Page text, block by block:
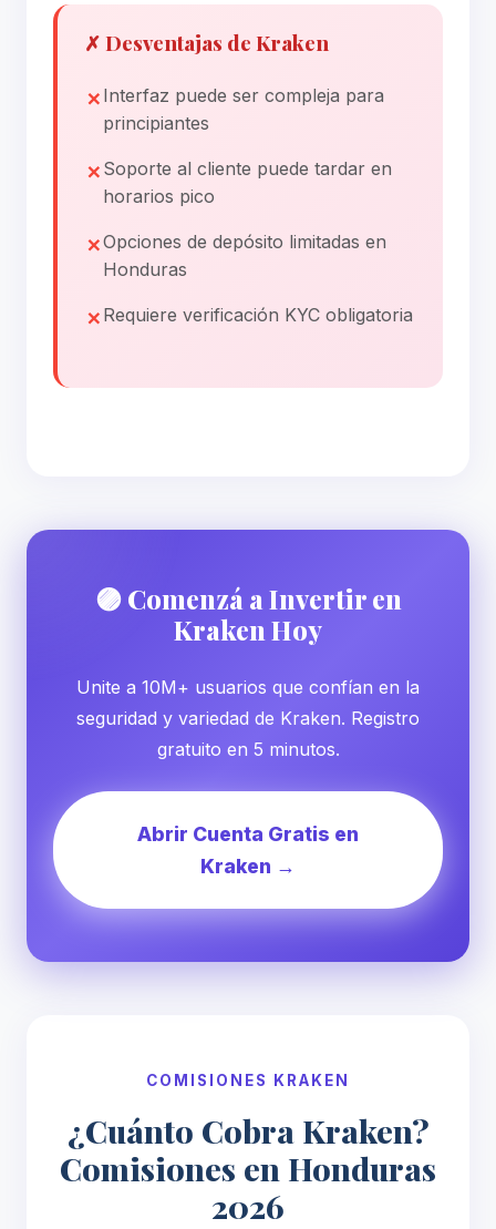
✗ Desventajas de Kraken
Interfaz puede ser compleja para
principiantes
Soporte al cliente puede tardar en
horarios pico
Opciones de depósito limitadas en
Honduras
Requiere verificación KYC obligatoria
🟣 Comenzá a Invertir en
Kraken Hoy
Unite a 10M+ usuarios que confían en la
seguridad y variedad de Kraken. Registro
gratuito en 5 minutos.
Abrir Cuenta Gratis en
Kraken →
COMISIONES KRAKEN
¿Cuánto Cobra Kraken?
Comisiones en Honduras
2026